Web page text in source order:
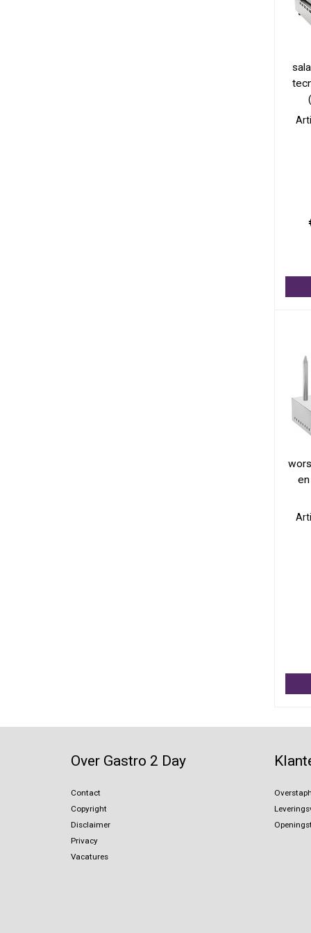
Over Gastro 2 Day
Contact
Copyright
Disclaimer
Privacy
Vacatures